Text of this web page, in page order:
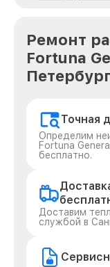
Ремонт
Fortuna
Точная
Определим
Fortuna
бесплатно.
Доставим
службой в